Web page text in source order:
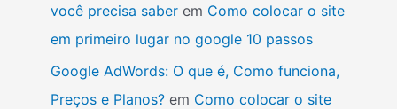
você precisa saberem Como colocar o site
em primeiro lugar no google 10 passos
Google AdWords: O que é, Como funciona,
Preços e Planos?em Como colocar o site